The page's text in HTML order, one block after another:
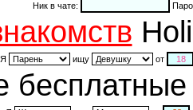
Ник в чате:
Я ищу от
бесплатные